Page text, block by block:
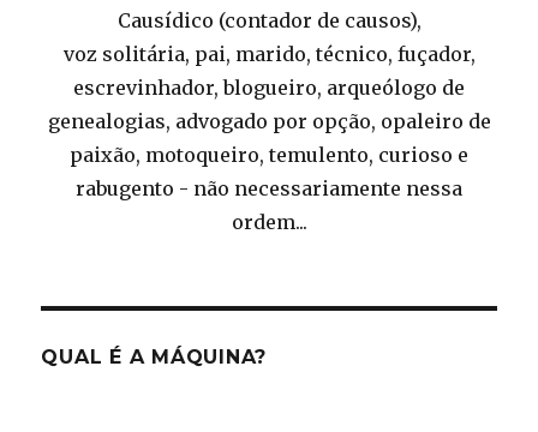
Causídico (contador de causos),
voz solitária, pai, marido, técnico, fuçador,
escrevinhador, blogueiro, arqueólogo de
genealogias, advogado por opção, opaleiro de
paixão, motoqueiro, temulento, curioso e
rabugento - não necessariamente nessa
ordem...
QUAL É A MÁQUINA?